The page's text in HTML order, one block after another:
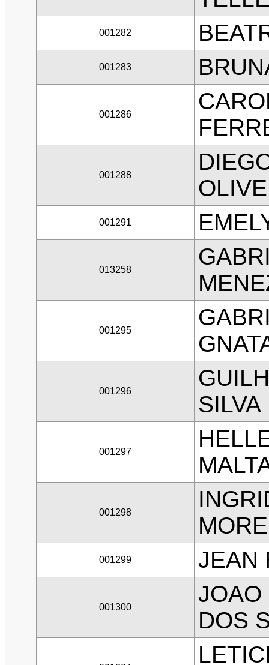
001282
001283
001286
001288
001291
013258
001295
001296
SILVA
001297
001298
001299 JEAN
001300
JOAO
DOS